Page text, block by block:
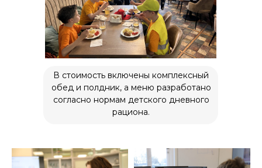
В стоимость включены комплексный
обед и полдник, а меню разработано
согласно нормам детского дневного
рациона.
Новости
Контакты
Сведения об образовательной
организации
pm@inginirium-tn.ru
Хотите работать у нас?
Для СМИ